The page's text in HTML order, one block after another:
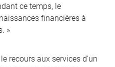
ce temps, le
financières à
»
recours aux services d’un